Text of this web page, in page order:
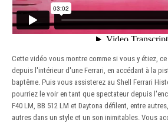
Cette vidéo vous montre comme si vous y étiez,
depuis l'intérieur d'une Ferrari, en accédant à la
baptême. Puis vous assisterez au Shell Ferrari
pourriez le voir en tant que spectateur depuis
F40 LM, BB 512 LM et Daytona défilent, entre
autres dans un style et un son inimitables. Vous